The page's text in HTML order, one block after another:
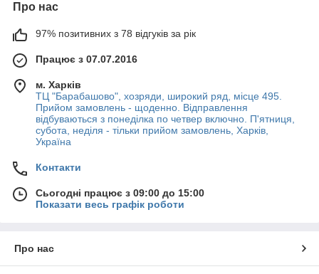
Про нас
97% позитивних з 78 відгуків за рік
Працює з 07.07.2016
м. Харків
ТЦ "Барабашово", хозряди, широкий ряд, місце 495.
Прийом замовлень - щоденно. Відправлення
відбуваються з понеділка по четвер включно. П'ятниця,
субота, неділя - тільки прийом замовлень, Харків,
Україна
Контакти
Сьогодні працює з 09:00 до 15:00
Показати весь графік роботи
Про нас